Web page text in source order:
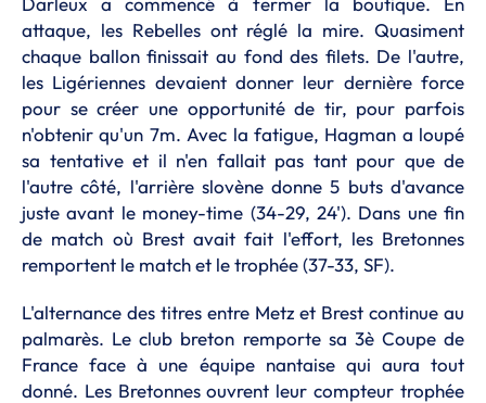
attaque, les Rebelles ont réglé la mire. Quasiment
chaque ballon finissait au fond des filets. De l'autre,
les Ligériennes devaient donner leur dernière force
pour se créer une opportunité de tir, pour parfois
n'obtenir qu'un 7m. Avec la fatigue, Hagman a loupé
sa tentative et il n'en fallait pas tant pour que de
l'autre côté, l'arrière slovène donne 5 buts d'avance
juste avant le money-time (34-29, 24'). Dans une fin
de match où Brest avait fait l'effort, les Bretonnes
remportent le match et le trophée (37-33, SF).
L'alternance des titres entre Metz et Brest continue au
palmarès. Le club breton remporte sa 3è Coupe de
France face à une équipe nantaise qui aura tout
donné. Les Bretonnes ouvrent leur compteur trophée